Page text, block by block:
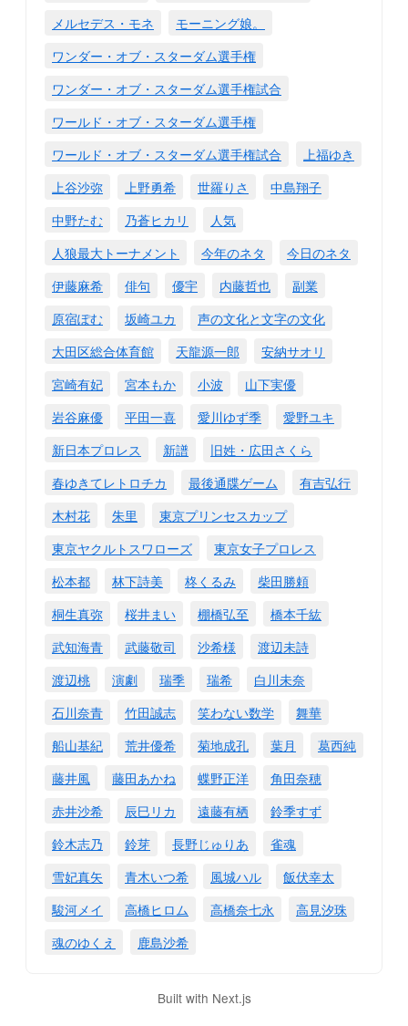
メルセデス・モネ
モーニング娘。
ワンダー・オブ・スターダム選手権
ワンダー・オブ・スターダム選手権試合
ワールド・オブ・スターダム選手権
ワールド・オブ・スターダム選手権試合
上福ゆき
上谷沙弥
上野勇希 世羅りさ
中島翔子
中野たむ
乃蒼ヒカリ
人気
人狼最大トーナメント
今年のネタ
今日のネタ
伊藤麻希
俳句 優宇 内藤哲也
副業
原宿ぽむ
坂崎ユカ
声の文化と文字の文化
大田区総合体育館
天龍源一郎
安納サオリ
宮崎有妃
宮本もか 小波
山下実優
岩谷麻優
平田一喜 愛川ゆず季
愛野ユキ
新日本プロレス
新譜
旧姓・広田さくら
春ゆきてレトロチカ
最後通牒ゲーム
有吉弘行
木村花
朱里
東京プリンセスカップ
東京ヤクルトスワローズ
東京女子プロレス
松本都
林下詩美 柊くるみ
柴田勝頼
桐生真弥
桜井まい 棚橋弘至
橋本千紘
武知海青
武藤敬司 沙希様
渡辺未詩
渡辺桃
演劇 瑞季 瑞希
白川未奈
石川奈青
竹田誠志 笑わない数学
舞華
船山基紀
荒井優希 菊地成孔 葉月
葛西純
藤井風
藤田あかね 蝶野正洋
角田奈穂
赤井沙希
辰巳リカ 遠藤有栖
鈴季すず
鈴木志乃
鈴芽 長野じゅりあ
雀魂
雪妃真矢
青木いつ希 風城ハル
飯伏幸太
駿河メイ
高橋ヒロム 高橋奈七永
高見汐珠
魂のゆくえ
鹿島沙希
Built with Next.js